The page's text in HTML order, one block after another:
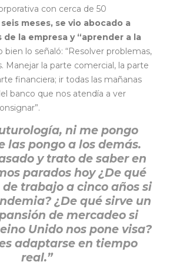
con cerca de 50
meses, se vio abocado a
de la empresa y “aprender a la
bien lo señaló: “Resolver problemas,
Manejar la parte comercial, la parte
financiera; ir todas las mañanas
banco que nos atendía a ver
ni me pongo
las pongo a los demás.
y trato de saber en
parados hoy ¿De qué
trabajo a cinco años si
¿De qué sirve un
de mercadeo si
Unido nos pone visa?
adaptarse en tiempo
real.”